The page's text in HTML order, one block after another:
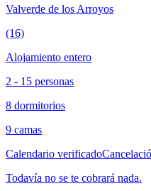
Valverde de los Arroyos
(16)
Alojamiento entero
2 - 15 personas
8 dormitorios
9 camas
Calendario verificado
Todavía no se te cobrará nada.